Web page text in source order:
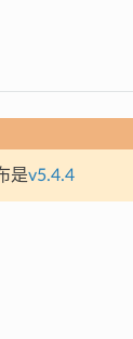
是v5.4.4